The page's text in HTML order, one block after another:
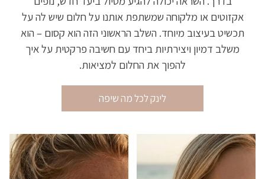
אקזוטים או מלקוחה שמשתפת אותנו על חלום שיש לה על
תכשיט בעיצוב מיוחד. השלב הראשוני הזה הוא קסום – הוא
משלב דמיון ויצירתיות ביחד עם חשיבה פרקטית על איך
להפוך את החלום למציאות.
לינק לכל מה שיפה